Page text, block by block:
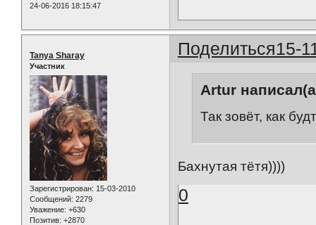
24-06-2016 18:15:47
Поделиться15-
Tanya Sharay
Участник
Зарегистрирован: 15-03-2010
Сообщений: 2279
Уважение: +630
Позитив: +2870
Artur
Так зовёт, как
Бахнутая тётя))))
0